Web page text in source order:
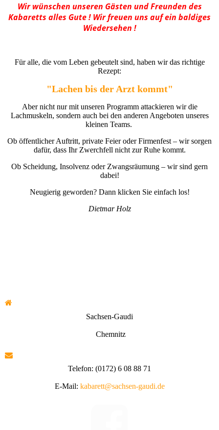
Wir wünschen unseren Gästen und Freunden des
Kabaretts alles Gute ! Wir freuen uns auf ein baldiges
Wiedersehen !
Für alle, die vom Leben gebeutelt sind, haben wir das richtige
Rezept:
"Lachen bis der Arzt kommt"
Aber nicht nur mit unseren Programm attackieren wir die
Lachmuskeln, sondern auch bei den anderen Angeboten unseres
kleinen Teams.
Ob öffentlicher Auftritt, private Feier oder Firmenfest – wir sorgen
dafür, dass Ihr Zwerchfell nicht zur Ruhe kommt.
Ob Scheidung, Insolvenz oder Zwangsräumung – wir sind gern
dabei!
Neugierig geworden? Dann klicken Sie einfach los!
Dietmar Holz
Sachsen-Gaudi
Chemnitz
Telefon: (0172) 6 08 88 71
E-Mail: kabarett@sachsen-gaudi.de